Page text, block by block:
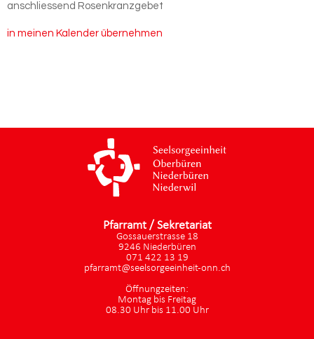
anschliessend Rosenkranzgebet
in meinen Kalender übernehmen
Pfarramt / Sekretariat
Gossauerstrasse 18
9246 Niederbüren
071 422 13 19
pfarramt@seelsorgeeinheit-onn.ch
Öffnungzeiten:
Montag bis Freitag
08.30 Uhr bis 11.00 Uhr